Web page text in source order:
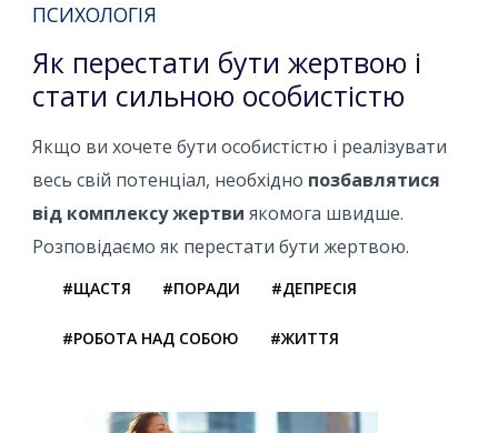
ПСИХОЛОГІЯ
Як перестати бути жертвою і
стати сильною особистістю
Якщо ви хочете бути особистістю і реалізувати
весь свій потенціал, необхідно позбавлятися
від комплексу жертви якомога швидше.
Розповідаємо як перестати бути жертвою.
#ЩАСТЯ #ПОРАДИ #ДЕПРЕСІЯ
#РОБОТА НАД СОБОЮ #ЖИТТЯ